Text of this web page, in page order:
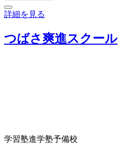
詳細を見る
つばさ爽進スクール
学習塾進学塾予備校